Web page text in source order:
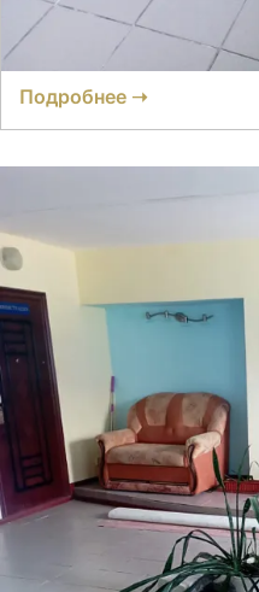
Время заселения:
Время выселения:14:00
Подробнее ➝